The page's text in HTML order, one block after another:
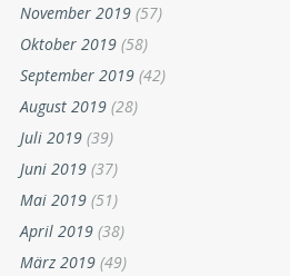
November 2019 (57)
Oktober 2019 (58)
September 2019 (42)
August 2019 (28)
Juli 2019 (39)
Juni 2019 (37)
Mai 2019 (51)
April 2019 (38)
März 2019 (49)